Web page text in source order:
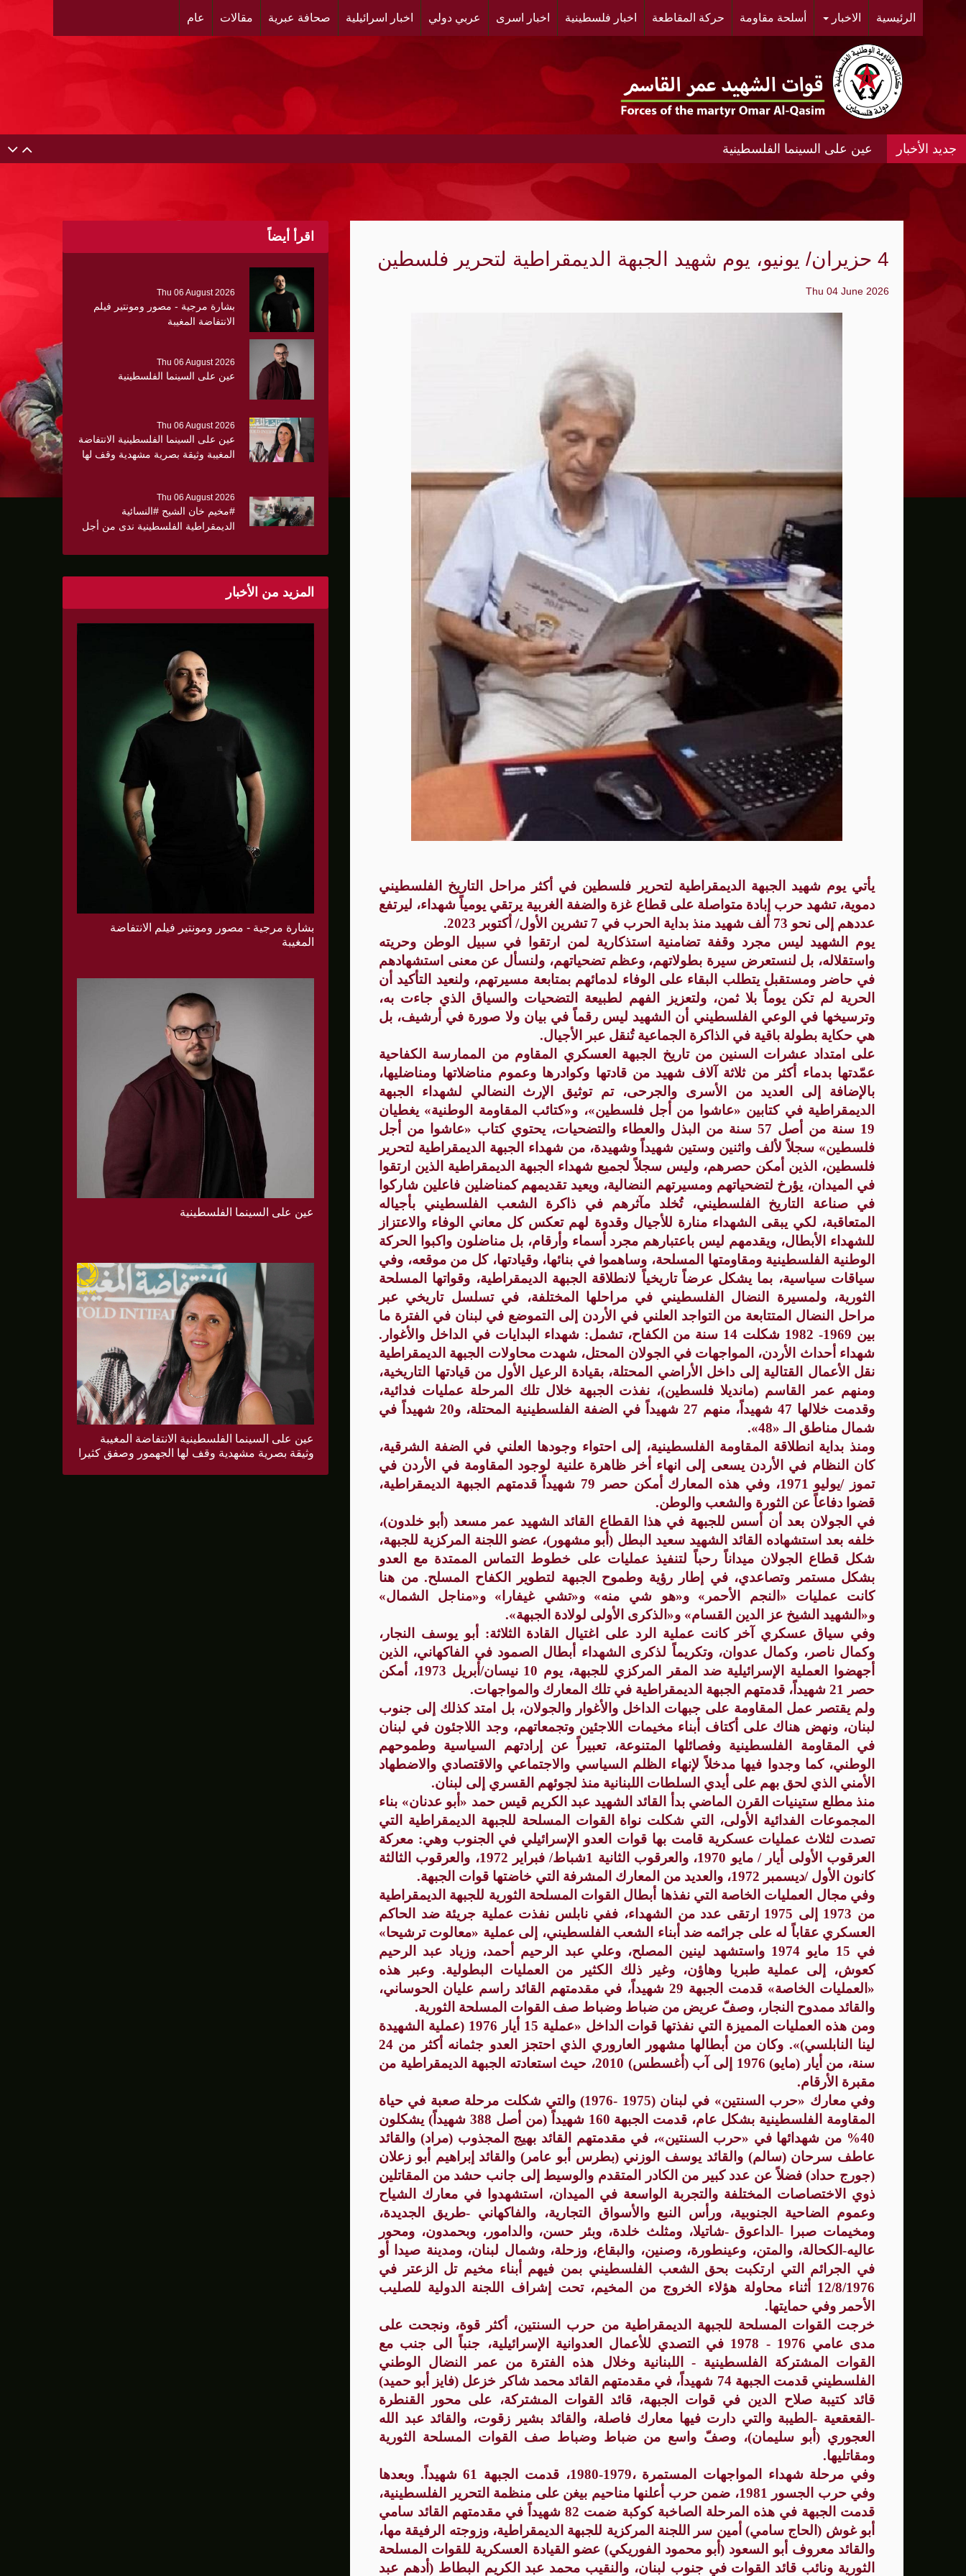
الرئيسية الاخبار أسلحة مقاومة حركة المقاطعة اخبار فلسطينية اخبار اسرى عربي دولي اخبار اسرائيلية صحافة عبرية مقالات عام
عين على السينما الفلسطينية
عين على السينما الفلسطينية الانتفاضة المغيبة وثيقة بصرية مشهدية وقف لها الجهمور وصفق كثيرا
#مخيم خان الشيح #النسائية الديمقراطية الفلسطينية ندى من أجل مجتمع أكثر وعياً،، «ندى» تنظم ندوة صحية عن ألتهاب الكبد وتوزّع بروشورات توعوية على سيدات
الحي.
"أشد" ومنظمة الجيل الجديد "مجد" ينظمان مهرجاناً تكريمياً لطلاب الشهادات الرسمية في مخيم البص جنوب لبنان
«الديمقراطية»: عدوان الإحتلال المتواصل على مخيم قلنديا لليوم الثاني ، محاولة لاستنساخ نموذج التطهير العرقي والتهجير في مخيمات شمال الضفة ، وإعادة تشكيل
الواقع الجغرافي والديمغرافي في محيط مدينة القدس
حماية الصحافيين تكرّم الصحافية كريستينا عاصي التي أصيبت بقصف إسرائيلي
فانس يؤكد وجود اختلافات في الرأي مع نتنياهو..,المفاوضات مع إيران "معقدة"
إيران تهدد بمهاجمة دول الخليج إذا تعرضت لهجمات أمريكية جديدة
ن.تايمز: مشرعون أمريكيون يسعون لشراكة عسكرية مع إسرائيل
الدفاع الروسية: ضربنا سفينتين محملتين بشحنات عسكرية قبالة سواحل أوديسا
التماس للسماح لطبيب مستقل بفحص حسام أبو صفية
الرئيس الإيراني: التواصل مع خامنئي "صعب للغاية" حاليا
جيش الاحتلال يعلن مقتل جنديين وإصابة 4 جنوب لبنان
"وول ستريت" ترتفع بدعم آمال التهدئة في الشرق الأوسط
سنتكوم: إعادة توجيه 48 سفينة تجارية ضمن حصار إيران
زامير: أضعفنا حماس بشكل كبير وغيّرنا الوضع الأمنيّ وعملياتنا الاستباقية مستمرة
الوفد الأمريكي يطلب تعليق المفاوضات الثلاثية لإجراء مشاورات خاصة
بشارة مرجية - مصور ومونتير فيلم الانتفاضة المغيبة
4 حزيران/ يونيو، يوم شهيد الجبهة الديمقراطية لتحرير فلسطين
Thu 04 June 2026
يأتي يوم شهيد الجبهة الديمقراطية لتحرير فلسطين في أكثر مراحل التاريخ الفلسطيني
دموية، تشهد حرب إبادة متواصلة على قطاع غزة والضفة الغربية يرتقي يومياً شهداء، ليرتفع
عددهم إلى نحو 73 ألف شهيد منذ بداية الحرب في 7 تشرين الأول/ أكتوبر 2023.
يوم الشهيد ليس مجرد وقفة تضامنية استذكارية لمن ارتقوا في سبيل الوطن وحريته
واستقلاله، بل لنستعرض سيرة بطولاتهم، وعظم تضحياتهم، ولنسأل عن معنى استشهادهم
في حاضر ومستقبل يتطلب البقاء على الوفاء لدمائهم بمتابعة مسيرتهم، ولنعيد التأكيد أن
الحرية لم تكن يوماً بلا ثمن، ولتعزيز الفهم لطبيعة التضحيات والسياق الذي جاءت به،
وترسيخها في الوعي الفلسطيني أن الشهيد ليس رقماً في بيان ولا صورة في أرشيف، بل
هي حكاية بطولة باقية في الذاكرة الجماعية تُنقل عبر الأجيال.
على امتداد عشرات السنين من تاريخ الجبهة العسكري المقاوم من الممارسة الكفاحية
عمّدتها بدماء أكثر من ثلاثة آلاف شهيد من قادتها وكوادرها وعموم مناضلاتها ومناضليها،
بالإضافة إلى العديد من الأسرى والجرحى،تم توثيق الإرث النضالي لشهداء الجبهة
الديمقراطية في كتابين «عاشوا من أجل فلسطين»، و«كتائب المقاومة الوطنية» يغطيان
19 سنة من أصل 57 سنة من البذل والعطاء والتضحيات،
يحتويكتاب «عاشوا من أجل
فلسطين» سجلاً لألف واثنين وستين شهيداً وشهيدة، من شهداء الجبهة الديمقراطية لتحرير
فلسطين، الذين أمكن حصرهم، وليس سجلاً لجميع شهداء الجبهة الديمقراطية الذين ارتقوا
في الميدان، يؤرخ لتضحياتهم ومسيرتهم النضالية، ويعيد تقديمهم كمناضلين فاعلين شاركوا
في صناعة التاريخ الفلسطيني،تُخلد مآثرهم في ذاكرة الشعب الفلسطيني بأجياله
المتعاقبة، لكي يبقى الشهداء منارة للأجيال وقدوة لهم تعكس كل معاني الوفاء والاعتزاز
للشهداء الأبطال، ويقدمهم ليس باعتبارهم مجرد أسماء وأرقام، بل مناضلون واكبوا الحركة
الوطنية الفلسطينية ومقاومتها المسلحة، وساهموا في بنائها، وقيادتها، كل من موقعه، وفي
سياقات سياسية، بما يشكل عرضاً تاريخياً لانطلاقة الجبهة الديمقراطية، وقواتها المسلحة
الثورية، ولمسيرة النضال الفلسطيني في مراحلها المختلفة، في تسلسل تاريخي عبر
مراحل النضال المتتابعة من التواجد العلني في الأردن إلى التموضع في لبنان في الفترة ما
بين 1969- 1982 شكلت 14 سنة من الكفاح،
تشمل: شهداء البدايات في الداخل والأغوار.
شهداء أحداث الأردن، المواجهات في الجولان المحتل، شهدتمحاولات الجبهة الديمقراطية
نقل الأعمال القتالية إلى داخل الأراضي المحتلة، بقيادة الرعيل الأول من قيادتها التاريخية،
ومنهم عمر القاسم (مانديلا فلسطين)، نفذت الجبهة خلال تلك المرحلة عمليات فدائية،
وقدمت خلالها 47 شهيداً، منهم 27 شهيداً في الضفة الفلسطينية المحتلة، و20 شهيداً في
شمال مناطق الـ «48».
ومنذ بداية انطلاقة المقاومة الفلسطينية، إلى احتواء وجودها العلني في الضفة الشرقية،
كان النظام في الأردن يسعى إلى انهاء أخر ظاهرة علنية لوجود المقاومة في الأردن في
تموز /يوليو 1971، وفي هذه المعارك أمكن حصر 79 شهيداً قدمتهم الجبهة الديمقراطية،
قضوا دفاعاً عن الثورة والشعب والوطن.
في الجولان بعد أن أسس للجبهة في هذا القطاع القائد الشهيد عمر مسعد (أبو خلدون)،
خلفه بعد استشهاده القائد الشهيد سعيد البطل (أبو مشهور)، عضو اللجنة المركزية للجبهة،
شكل قطاع الجولان ميداناً رحباً لتنفيذ عمليات على خطوط التماس الممتدة مع العدو
بشكل مستمر وتصاعدي، في إطار رؤية وطموح الجبهة لتطوير الكفاح المسلح. من هنا
كانت عمليات «النجم الأحمر» و«هو شي منه» و«تشي غيفارا» و«مناجل الشمال»
و«الشهيد الشيخ عز الدين القسام» و«الذكرى الأولى لولادة الجبهة».
وفي سياق عسكري آخر كانت عملية الرد على اغتيال القادة الثلاثة: أبو يوسف النجار،
وكمال ناصر، وكمال عدوان، وتكريماً لذكرى الشهداء أبطال الصمود في الفاكهاني، الذين
أجهضوا العملية الإسرائيلية ضد المقر المركزي للجبهة، يوم 10 نيسان/أبريل 1973، أمكن
حصر 21 شهيداً، قدمتهم الجبهة الديمقراطية في تلك المعارك والمواجهات.
ولم يقتصر عمل المقاومة على جبهات الداخل والأغوار والجولان، بل امتد كذلك إلى جنوب
لبنان، ونهض هناك على أكتاف أبناء مخيمات اللاجئين وتجمعاتهم، وجد اللاجئون في لبنان
في المقاومة الفلسطينية وفصائلها المتنوعة، تعبيراً عن إرادتهم السياسية وطموحهم
الوطني، كما وجدوا فيها مدخلاً لإنهاء الظلم السياسي والاجتماعي والاقتصادي والاضطهاد
الأمني الذي لحق بهم على أيدي السلطات اللبنانية منذ لجوئهم القسري إلى لبنان.
منذ مطلع ستينيات القرن الماضي بدأ القائد الشهيد عبد الكريم قيس حمد «أبو عدنان» بناء
المجموعات الفدائية الأولى، التي شكلت نواة القوات المسلحة للجبهة الديمقراطية التي
تصدت لثلاث عمليات عسكرية قامت بها قوات العدو الإسرائيلي في الجنوب وهي: معركة
العرقوب الأولى أيار / مايو 1970، والعرقوب الثانية 1شباط/ فبراير 1972، والعرقوب الثالثة
كانون الأول /ديسمبر 1972، والعديد من المعارك المشرفة التي خاضتها قوات الجبهة
.
وفي مجال العمليات الخاصة التي نفذها أبطال القوات المسلحة الثورية للجبهة الديمقراطية
من 1973 إلى 1975 ارتقى عدد من الشهداء، ففي نابلس نفذت عملية جريئة ضد الحاكم
العسكري عقاباً له على جرائمه ضد أبناء الشعب الفلسطيني، إلى عملية «معالوت ترشيحا»
في 15 مايو 1974 واستشهد لينين المصلح، وعلي عبد الرحيم أحمد، وزياد عبد الرحيم
كعوش، إلى عملية طبريا وهاؤن، وغير ذلك الكثير من العمليات البطولية. وعبر هذه
«العمليات الخاصة» قدمت الجبهة 29 شهيداً، في مقدمتهم القائد راسم عليان الحوساني،
والقائد ممدوح النجار، وصفّ عريض من ضباط وضباط صف القوات المسلحة الثورية.
ومن هذه العمليات المميزة التي نفذتها قوات الداخل «عملية 15 أيار 1976 (عملية الشهيدة
لينا النابلسي)». وكان من أبطالها مشهور العاروري الذي احتجز العدو جثمانه أكثر من 24
سنة، من أيار (مايو) 1976 إلى آب (أغسطس) 2010، حيث استعادته الجبهة الديمقراطية من
مقبرة الأرقام.
وفي معارك «حرب السنتين» في لبنان (1975 -1976) والتي شكلت مرحلة صعبة في حياة
المقاومة الفلسطينية بشكل عام، قدمت الجبهة 160 شهيداً (من أصل 388 شهيداً) يشكلون
40% من شهدائها في «حرب السنتين»، في مقدمتهم القائد بهيج المجذوب (مراد) والقائد
عاطف سرحان (سالم) والقائد يوسف الوزني (بطرس أبو عامر) والقائد إبراهيم أبو زعلان
(جورج حداد) فضلاً عن عدد كبير من الكادر المتقدم والوسيط إلى جانب حشد من المقاتلين
ذوي الاختصاصات المختلفة والتجربة الواسعة في الميدان، استشهدوا في معارك الشياح
وعموم الضاحية الجنوبية، ورأس النبع والأسواق التجارية، والفاكهاني -طريق الجديدة،
ومخيمات صبرا -الداعوق -شاتيلا، ومثلث خلدة، وبئر حسن، والدامور، وبحمدون، ومحور
عاليه-الكحالة، والمتن، وعينطورة، وصنين، والبقاع، وزحلة، وشمال لبنان، ومدينة صيدا أو
في الجرائم التي ارتكبت بحق الشعب الفلسطيني بمن فيهم أبناء مخيم تل الزعتر في
12/8/1976 أثناء محاولة هؤلاء الخروج من المخيم، تحت إشراف اللجنة الدولية للصليب
الأحمر وفي حمايتها.
خرجت القوات المسلحة للجبهة الديمقراطية من حرب السنتين، أكثر قوة، ونجحت على
مدى عامي 1976 - 1978 في التصدي للأعمال العدوانية الإسرائيلية، جنباً الى جنب مع
القوات المشتركة الفلسطينية - اللبنانية وخلال هذه الفترة من عمر النضال الوطني
الفلسطيني قدمت الجبهة 74 شهيداً، في مقدمتهم القائد محمد شاكر خزعل (فايز أبو حميد)
قائد كتيبة صلاح الدين في قوات الجبهة، قائد القوات المشتركة، على محور القنطرة
-القعقعية -الطيبة والتي دارت فيها معارك فاصلة، والقائد بشير زقوت، والقائد عبد الله
العجوري (أبو سليمان)، وصفّ واسع من ضباط وضباط صف القوات المسلحة الثورية
ومقاتليها.
وفي مرحلة شهداء المواجهات المستمرة ،1979-1980، قدمت الجبهة 61 شهيداً. وبعدها
وفي حرب الجسور 1981، ضمن حرب أعلنها مناحيم بيغن على منظمة التحرير الفلسطينية،
قدمت الجبهة في هذه المرحلة الصاخبة كوكبة ضمت 82 شهيداً في مقدمتهم القائد سامي
أبو غوش (الحاج سامي) أمين سر اللجنة المركزية للجبهة الديمقراطية، وزوجته الرفيقة مها،
والقائد معروف أبو السعود (أبو محمود الفوريكي) عضو القيادة العسكرية للقوات المسلحة
الثورية ونائب قائد القوات في جنوب لبنان، والنقيب محمد عبد الكريم البطاط (أدهم عبد
اقرأ أيضاً
Thu 06 August 2026
بشارة مرجية - مصور ومونتير فيلم
الانتفاضة المغيبة
Thu 06 August 2026
عين على السينما الفلسطينية
Thu 06 August 2026
عين على السينما الفلسطينية الانتفاضة
المغيبة وثيقة بصرية مشهدية وقف لها
Thu 06 August 2026
#مخيم خان الشيح #النسائية
الديمقراطية الفلسطينية ندى من أجل
صحية عن ألتهاب الكبد وتوزّع
المزيد من الأخبار
بشارة مرجية - مصور ومونتير فيلم الانتفاضة
المغيبة
عين على السينما الفلسطينية
عين على السينما الفلسطينية الانتفاضة المغيبة
وثيقة بصرية مشهدية وقف لها الجهمور وصفق كثيرا